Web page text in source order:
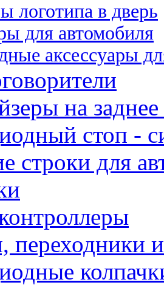
логотипа в дверь
для автомобиля
аксессуары
на заднее
стоп -
строки для
переходники